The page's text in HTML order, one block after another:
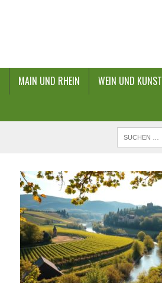
MAIN UND RHEIN
WEIN UND KUNST